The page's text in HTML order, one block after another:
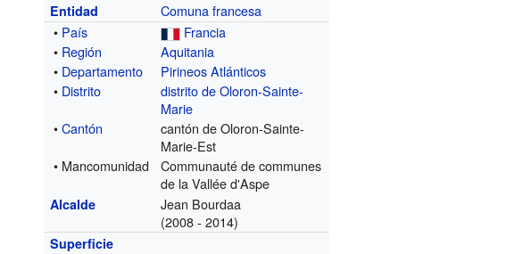
Entidad
Comuna francesa
• País
Francia
• Región
Aquitania
• Departamento
Pirineos Atlánticos
• Distrito
distrito de Oloron-Sainte-
Marie
•Cantón
cantón de Oloron-Sainte-
Marie-Est
• Mancomunidad
Communauté de communes
de la Vallée d'Aspe
Alcalde
Jean Bourdaa
(2008 - 2014)
Superficie